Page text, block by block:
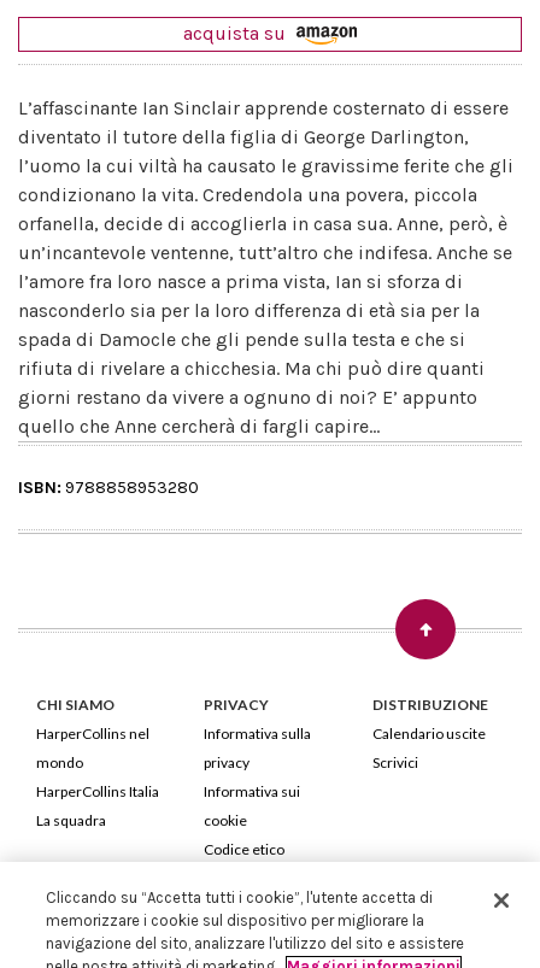
acquista su
L’affascinante Ian Sinclair apprende costernato di essere
diventato il tutore della figlia di George Darlington,
l’uomo la cui viltà ha causato le gravissime ferite che gli
condizionano la vita. Credendola una povera, piccola
orfanella, decide di accoglierla in casa sua. Anne, però, è
un’incantevole ventenne, tutt’altro che indifesa. Anche se
l’amore fra loro nasce a prima vista, Ian si sforza di
nasconderlo sia per la loro differenza di età sia per la
spada di Damocle che gli pende sulla testa e che si
rifiuta di rivelare a chicchesia. Ma chi può dire quanti
giorni restano da vivere a ognuno di noi? E’ appunto
quello che Anne cercherà di fargli capire…
ISBN: 9788858953280
CHI SIAMO
HarperCollins nel
mondo
HarperCollins Italia
La squadra
PRIVACY
Informativa sulla
privacy
Informativa sui
cookie
Codice etico
DISTRIBUZIONE
Calendario uscite
Scrivici
HarperCollins Italia S.p.A. Viale Monte Nero, 84 - 20135 Milano
Cod. Fiscale e P.IVA 05946780151 - Capitale Sociale 258.250 €
Cliccando su “Accetta tutti i cookie”, l'utente accetta di
memorizzare i cookie sul dispositivo per migliorare la
navigazione del sito, analizzare l'utilizzo del sito e assistere